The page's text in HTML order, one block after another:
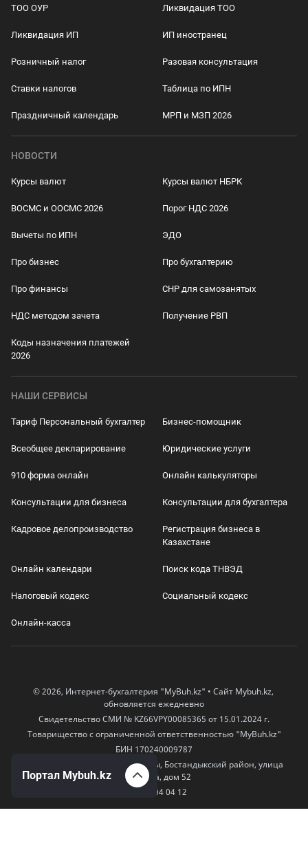
ТОО ОУР Ликвидация ТОО
Ликвидация ИП ИП иностранец
Розничный налог Разовая консультация
Ставки налогов Таблица по ИПН
Праздничный календарь МРП и МЗП 2026
НОВОСТИ
Курсы валют Курсы валют НБРК
ВОСМС и ООСМС 2026 Порог НДС 2026
Вычеты по ИПН ЭДО
Про бизнес Про бухгалтерию
Про финансы СНР для самозанятых
НДС методом зачета Получение РВП
Коды назначения платежей
2026
НАШИ СЕРВИСЫ
Тариф Персональный бухгалтер Бизнес-помощник
Всеобщее декларирование Юридические услуги
910 форма онлайн Онлайн калькуляторы
Консультации для бизнеса Консультации для бухгалтера
Кадровое делопроизводство
Регистрация бизнеса в
Казахстане
Онлайн календари Поиск кода ТНВЭД
Налоговый кодекс Социальный кодекс
Онлайн-касса
© 2026, Интернет-бухгалтерия "MyBuh.kz" • Сайт Mybuh.kz,
обновляется ежедневно
Свидетельство СМИ № KZ66VPY00085365 от 15.01.2024 г.
Товарищество с ограниченной ответственностью "MyBuh.kz"
БИН 170240009787
050000, Казахстан, город Алматы, Бостандыкский район, улица
Егизбаева, дом 52
+7 777 504 04 12
Портал Mybuh.kz